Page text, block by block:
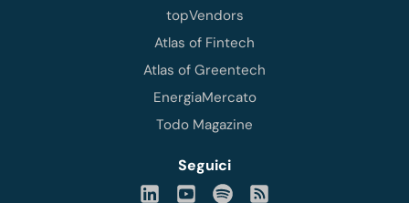
topVendors
Atlas of Fintech
Atlas of Greentech
EnergiaMercato
Todo Magazine
Seguici